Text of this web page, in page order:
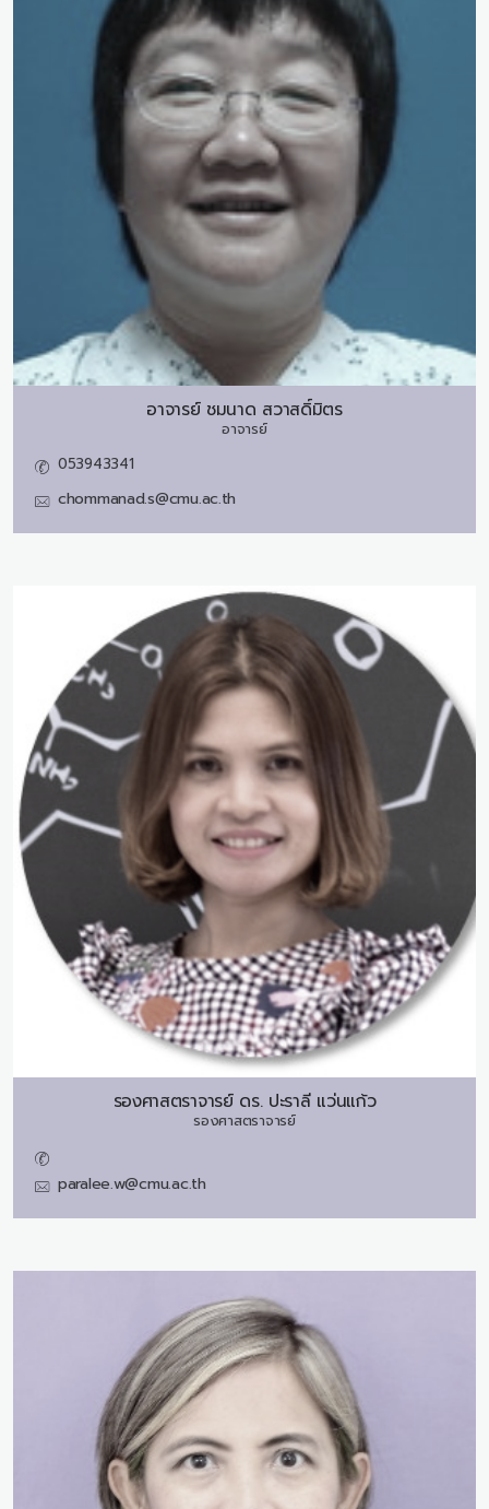
อาจารย์ ชมนาด สวาสดิ์มิตร
อาจารย์
053943341
chommanad.s@cmu.ac.th
รองศาสตราจารย์ ดร. ปะราลี แว่นแก้ว
รองศาสตราจารย์
paralee.w@cmu.ac.th